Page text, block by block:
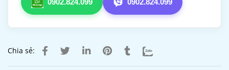
0902.824.099 0902.824.099
Chia sẻ: